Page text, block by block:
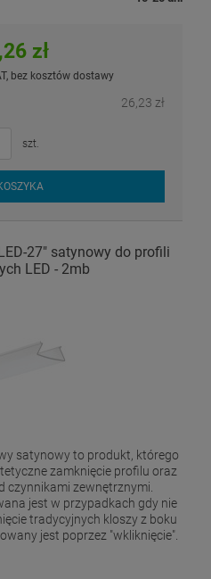
zł
bez kosztów dostawy
26,23 zł
szt.
27" satynowy do profili
LED - 2mb
satynowy to produkt, którego
zamknięcie profilu oraz
czynnikami zewnętrznymi.
jest w przypadkach gdy nie
tradycyjnych kloszy z boku
jest poprzez "wkliknięcie".